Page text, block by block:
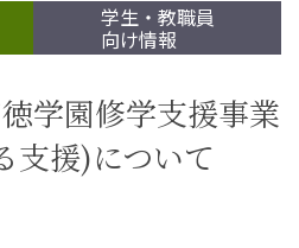
本学の
学びの特徴
学生・教職員
向け情報
徳学園修学支援事業
支援)について